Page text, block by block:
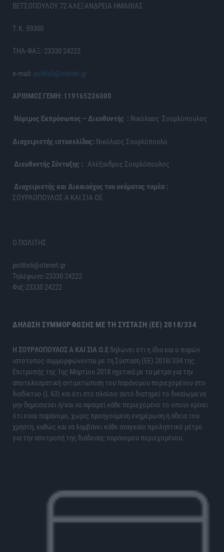
ΒΕΤΣΟΠΟΥΛΟΥ 72 ΑΛΕΞΑΝΔΡΕΙΑ ΗΜΑΘΙΑΣ
Τ.Κ. 59300
ΤΗΛ-ΦΑΞ: 23330 24222
e-mail: politis6@otenet.gr
ΑΡΙΘΜΟΣ ΓΕΜΗ: 119165226000
Νόμιμος Εκπρόσωπος – Διευθυντής : Νικόλαος Σουρλόπουλος
Διαχειριστής ιστοσελίδας: Νικόλαος Σουρλόπουλο
Διευθυντής Σύνταξης : Αλέξανδρος Σουρλόπουλος
Διαχειριστής και Δικαιούχος του ονόματος τομέα :
ΣΟΥΡΛΟΠΟΥΛΟΣ Α ΚΑΙ ΣΙΑ ΟΕ
Ο ΠΟΛΙΤΗΣ
politis6@otenet.gr
Τηλέφωνο:23330 24222
Φαξ:23330 24222
ΔΉΛΩΣΗ ΣΥΜΜΌΡΦΩΣΗΣ ΜΕ ΤΗ ΣΎΣΤΑΣΗ (ΕΕ) 2018/334
H ΣΟΥΡΛΟΠΟΥΛΟΣ Α ΚΑΙ ΣΙΑ Ο.Ε δηλώνει ότι η ίδια και ο παρών
ιστότοπος συμμορφώνονται με τη Σύσταση (ΕΕ) 2018/334 της
Επιτροπής της 1ης Μαρτίου 2018 σχετικά με τα μέτρα για την
αποτελεσματική αντιμετώπιση του παράνομου περιεχομένου στο
διαδίκτυο (L 63) και ότι στο πλαίσιο αυτό διατηρεί το δικαίωμα να
μην δημοσιεύει ή/και να αφαιρεί κάθε περιεχόμενο το οποίο κρίνει
ότι είναι παράνομο, χωρίς προηγούμενη ενημέρωση ή άδεια του
χρήστη, καθώς και να λαμβάνει κάθε αναγκαίο προληπτικό μέτρο
για την αποτροπή της διάδοσης παράνομου περιεχομένου.